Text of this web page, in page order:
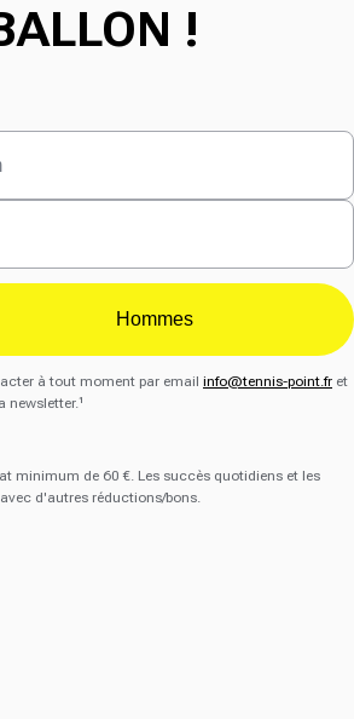
!
Hommes
à tout moment par email info@tennis-point.fr et
newsletter.¹
minimum de 60 €. Les succès quotidiens et les
d'autres réductions/bons.